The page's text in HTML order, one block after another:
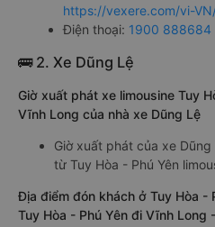
https://vexere.com/vi-
Điện thoại: 1900 888684
🚌 2. Xe Dũng Lệ
Giờ xuất phát xe limousine Tuy
Vĩnh Long của nhà xe Dũng Lệ
Giờ xuất phát của xe
từ Tuy Hòa - Phú Yên
Địa điểm đón khách ở Tuy Hòa -
Tuy Hòa - Phú Yên đi Vĩnh Long